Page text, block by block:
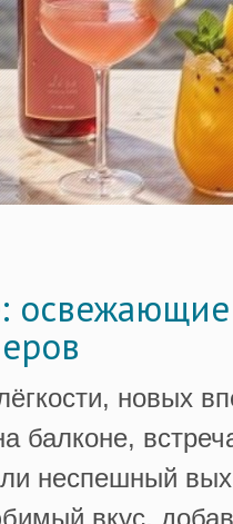
новых
балконе,
неспешный
вкус,